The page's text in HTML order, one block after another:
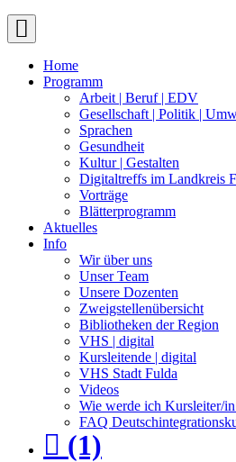
Home
Programm
Arbeit | Beruf | EDV
Gesellschaft | Politik |
Sprachen
Gesundheit
Kultur | Gestalten
Digitaltreffs im Landkreis
Vorträge
Blätterprogramm
Aktuelles
Info
Wir über uns
Unser Team
Unsere Dozenten
Zweigstellenübersicht
Bibliotheken der Region
VHS | digital
Kursleitende | digital
VHS Stadt Fulda
Videos
Wie werde ich Kursleiter/
FAQ
(1)